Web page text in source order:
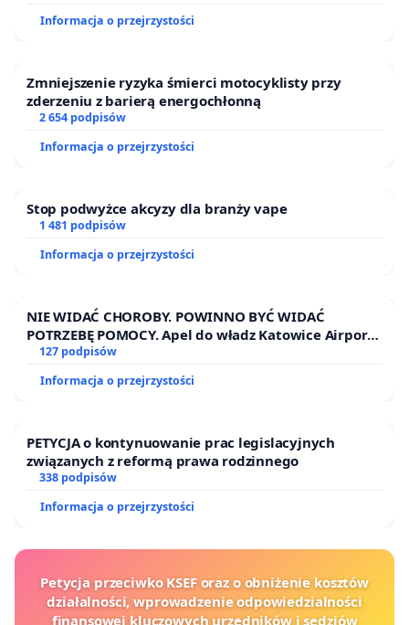
Informacja o przejrzystości
Zmniejszenie ryzyka śmierci motocyklisty przy
zderzeniu z barierą energochłonną
2 654 podpisów
Informacja o przejrzystości
Stop podwyżce akcyzy dla branży vape
1 481 podpisów
Informacja o przejrzystości
NIE WIDAĆ CHOROBY. POWINNO BYĆ WIDAĆ
POTRZEBĘ POMOCY. Apel do władz Katowice Airport
o przystąpienie do programu HIDDEN DISABILITIES
NIEPEŁNOSPRAWNOŚCI
127 podpisów
Informacja o przejrzystości
PETYCJA o kontynuowanie prac legislacyjnych
związanych z reformą prawa rodzinnego
338 podpisów
Informacja o przejrzystości
Petycja przeciwko KSEF oraz o obniżenie kosztów
działalności, wprowadzenie odpowiedzialności
finansowej kluczowych urzędników i sędziów